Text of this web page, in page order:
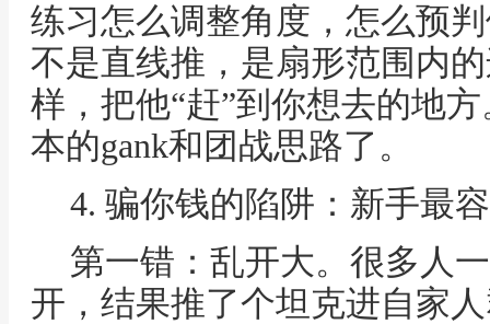
练习怎么调整角度，怎么预
不是直线推，是扇形范围内
样，把他“赶”到你想去的地
本的gank和团战思路了。
4. 骗你钱的陷阱：新手最
第一错：乱开大。很多人
开，结果推了个坦克进自家